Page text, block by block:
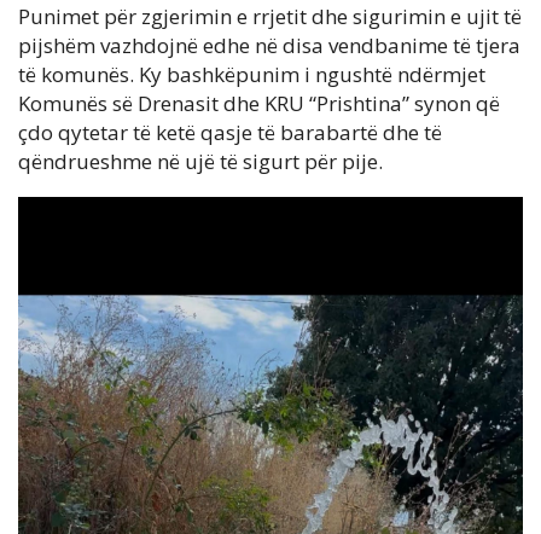
Punimet për zgjerimin e rrjetit dhe sigurimin e ujit të
pijshëm vazhdojnë edhe në disa vendbanime të tjera
të komunës. Ky bashkëpunim i ngushtë ndërmjet
Komunës së Drenasit dhe KRU “Prishtina” synon që
çdo qytetar të ketë qasje të barabartë dhe të
qëndrueshme në ujë të sigurt për pije.